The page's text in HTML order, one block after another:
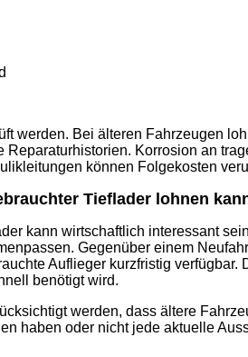
werden. Bei älteren Fahrzeugen
Reparaturhistorien. Korrosion an
können Folgekosten
Tieflader lohnen
kann wirtschaftlich interessant
Gegenüber einem
Auflieger kurzfristig
benötigt wird.
werden, dass ältere
haben oder nicht jede aktuelle